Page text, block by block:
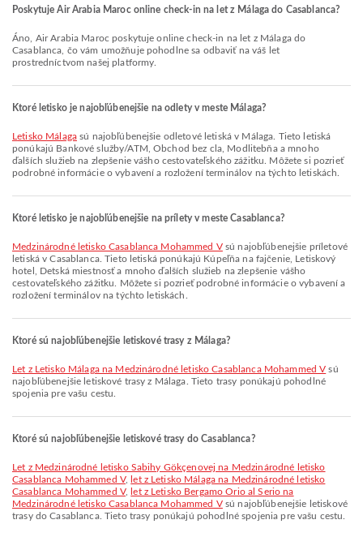
Poskytuje Air Arabia Maroc online check-in na let z Málaga do Casablanca?
Áno, Air Arabia Maroc poskytuje online check-in na let z Málaga do
Casablanca, čo vám umožňuje pohodlne sa odbaviť na váš let
prostredníctvom našej platformy.
Ktoré letisko je najobľúbenejšie na odlety v meste Málaga?
Letisko Málagasú najobľúbenejšie odletové letiská v Málaga. Tieto letiská
ponúkajú Bankové služby/ATM, Obchod bez cla, Modlitebňa a mnoho
ďalších služieb na zlepšenie vášho cestovateľského zážitku. Môžete si pozrieť
podrobné informácie o vybavení a rozložení terminálov na týchto letiskách.
Ktoré letisko je najobľúbenejšie na prílety v meste Casablanca?
Medzinárodné letisko Casablanca Mohammed Vsú najobľúbenejšie príletové
letiská v Casablanca. Tieto letiská ponúkajú Kúpeľňa na fajčenie, Letiskový
hotel, Detská miestnosť a mnoho ďalších služieb na zlepšenie vášho
cestovateľského zážitku. Môžete si pozrieť podrobné informácie o vybavení a
rozložení terminálov na týchto letiskách.
Ktoré sú najobľúbenejšie letiskové trasy z Málaga?
let z Letisko Málaga na Medzinárodné letisko Casablanca Mohammed V sú
najobľúbenejšie letiskové trasy z Málaga. Tieto trasy ponúkajú pohodlné
spojenia pre vašu cestu.
Ktoré sú najobľúbenejšie letiskové trasy do Casablanca?
let z Medzinárodné letisko Sabihy Gökçenovej na Medzinárodné letisko
Casablanca Mohammed V,
let z Letisko Málaga na Medzinárodné letisko
Casablanca Mohammed V,
let z Letisko Bergamo Orio al Serio na
Medzinárodné letisko Casablanca Mohammed Vsú najobľúbenejšie letiskové
trasy do Casablanca. Tieto trasy ponúkajú pohodlné spojenia pre vašu cestu.